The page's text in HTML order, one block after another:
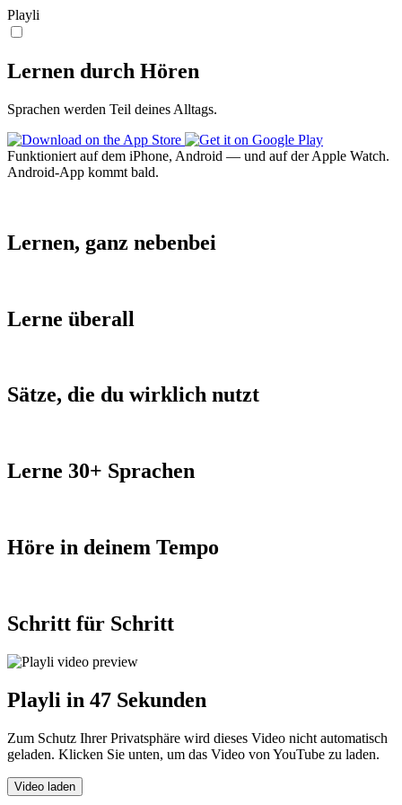
Playli
Lernen durch Hören
Sprachen werden Teil deines Alltags.
Funktioniert auf dem iPhone, Android — und auf der Apple Watch.
Android-App kommt bald.
Lernen, ganz nebenbei
Lerne überall
Sätze, die du wirklich nutzt
Lerne 30+ Sprachen
Höre in deinem Tempo
Schritt für Schritt
Playli in 47 Sekunden
Zum Schutz Ihrer Privatsphäre wird dieses Video nicht automatisch
geladen. Klicken Sie unten, um das Video von YouTube zu laden.
Video laden